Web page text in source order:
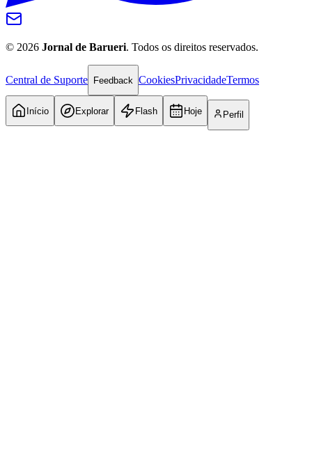
© 2026 Jornal de Barueri. Todos os direitos reservados.
Central de Suporte Feedback CookiesPrivacidadeTermos
Início Explorar Flash Hoje Perfil